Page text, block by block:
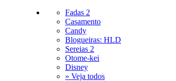
Fadas 2
Casamento
Candy
Blogueiras: HLD
Sereias 2
Otome-kei
Disney
» Veja todos